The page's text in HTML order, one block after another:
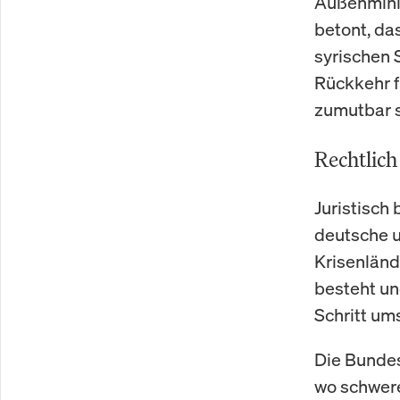
betont,
syrischen
Rückkehr
zumutbar
Juristisch
deutsche
besteht
Schritt
Die
wo